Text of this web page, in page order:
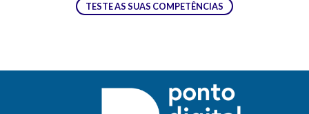
TESTE AS SUAS COMPETÊNCIAS